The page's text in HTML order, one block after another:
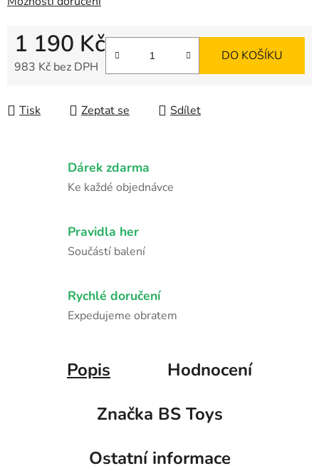
1 190 Kč
983 Kč bez DPH
DO KOŠÍKU
Tisk Zeptat se Sdílet
Dárek zdarma
Ke každé objednávce
Pravidla her
Součástí balení
Rychlé doručení
Expedujeme obratem
Popis
Hodnocení
Značka BS Toys
Ostatní informace